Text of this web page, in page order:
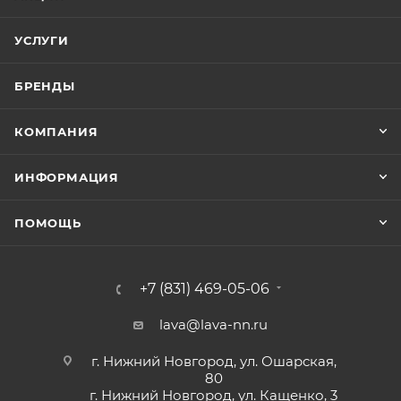
УСЛУГИ
БРЕНДЫ
КОМПАНИЯ
ИНФОРМАЦИЯ
ПОМОЩЬ
+7 (831) 469-05-06
lava@lava-nn.ru
г. Нижний Новгород, ул. Ошарская,
80
г. Нижний Новгород, ул. Кащенко, 3